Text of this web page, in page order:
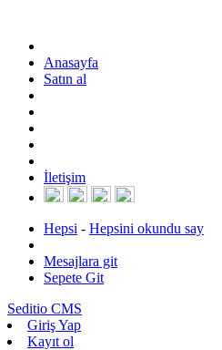
Anasayfa
Satın al
İletişim
Hepsi - Hepsini okundu say
Mesajlara git
Sepete Git
Seditio CMS
Giriş Yap
Kayıt ol